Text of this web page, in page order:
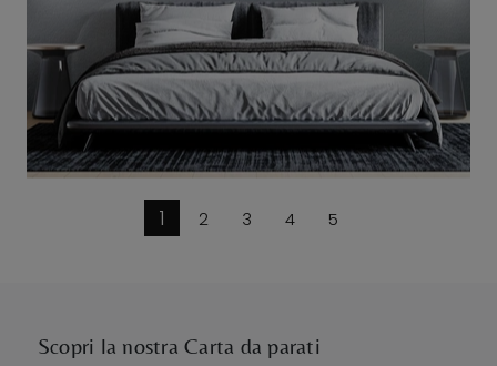
1 2 3 4 5
Scopri la nostra Carta da parati